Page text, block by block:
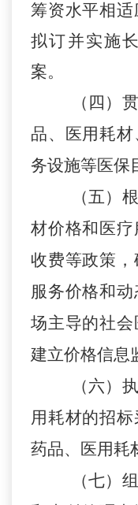
筹资水平相
拟订并实施
案。
（ 四）
品、医用耗
务设施等医保
（五）
材价格和医
收费等政策
服务价格和
场主导的社会
建立价格信息
（六）
用耗材的招
药品、医用耗
（七）